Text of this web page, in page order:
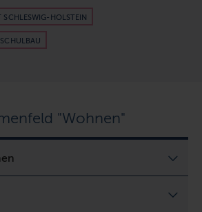
SCHLESWIG-HOLSTEIN
SCHULBAU
"Wohnen"